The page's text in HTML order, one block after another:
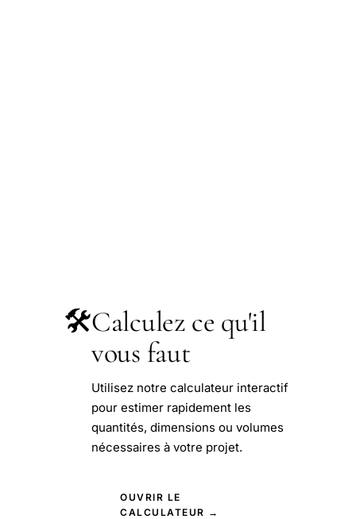
🛠️Calculez ce qu'il
vous faut
Utilisez notre calculateur interactif
pour estimer rapidement les
quantités, dimensions ou volumes
nécessaires à votre projet.
OUVRIR LE
CALCULATEUR →